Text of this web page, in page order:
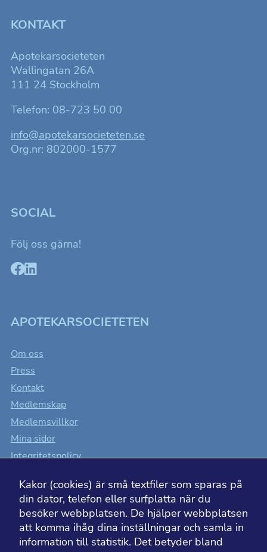
KONTAKT
Apotekarsocieteten
Wallingatan 26A
111 24 Stockholm
Telefon: 08-723 50 00
info@apotekarsocieteten.se
Org.nr: 802000-1577
SOCIAL
Följ oss gärna!
APOTEKARSOCIETETEN
Om oss
Press
Kontakt
Medlemskap
Medlemsvillkor
Mina sidor
Integritetspolicy
Tillgänglighet
Kakor (cookies) är små textfiler som sparas på
din dator, telefon eller surfplatta när du
besöker webbplatsen. De hjälper webbplatsen
att komma ihåg dina inställningar och samla in
information till statistik. Det betyder bland
baserat på
hemsidan
används.
Upplevelse
För att
hemsidan